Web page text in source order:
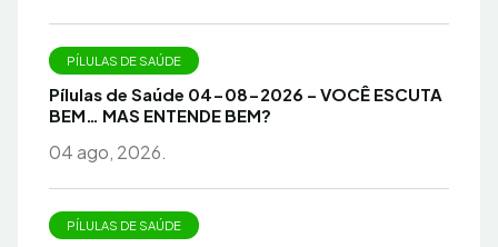
PÍLULAS DE SAÚDE
Pílulas de Saúde 04-08-2026 – VOCÊ ESCUTA
BEM… MAS ENTENDE BEM?
04 ago, 2026.
PÍLULAS DE SAÚDE